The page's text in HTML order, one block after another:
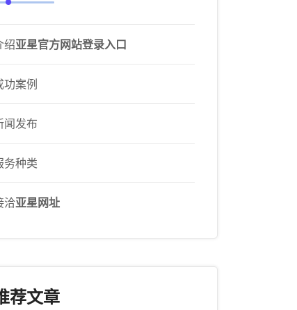
绍亚星官方网站登录入口
功案例
闻发布
务种类
洽亚星网址
荐文章